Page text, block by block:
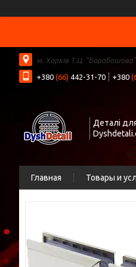
м. Харків Т.Ц.
+380 (66) 442-31-70 +380
Деталі
Главная Товары и